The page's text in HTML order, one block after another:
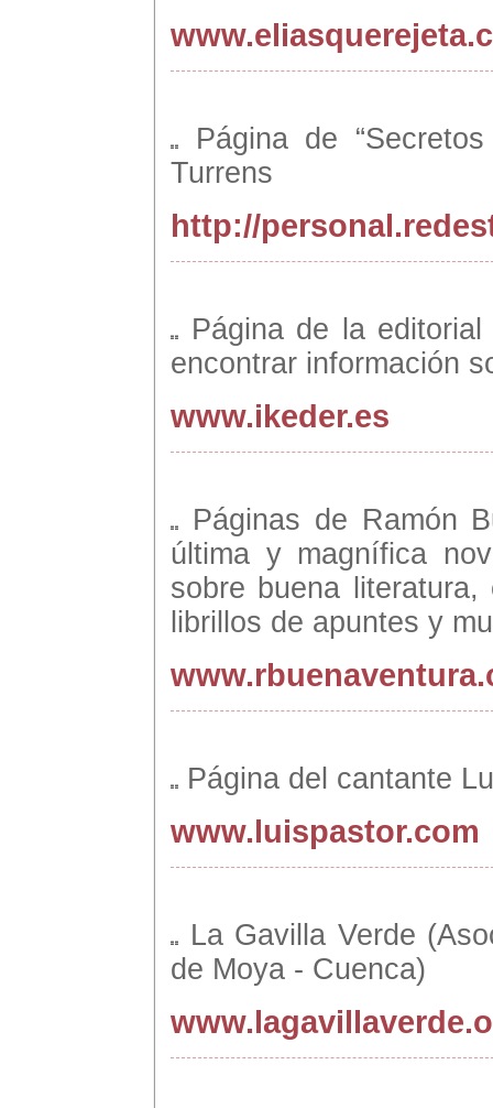
Página de
Turrens
http://
Página de la
encontrar información
www.ikeder.es
Páginas de Ramón
última y magnífica
sobre buena literatura,
librillos de apuntes y
Página del cantante
www.luispastor.com
La Gavilla Verde
de Moya - Cuenca)